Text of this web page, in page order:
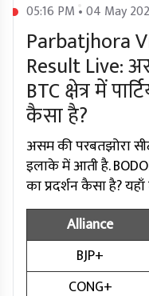
05:16 PM • 04 May
Parbatjhora
Result Live:
BTC क्षेत्र में
कैसा है?
असम की परबतझोरा
इलाके में आती है.
का प्रदर्शन कैसा है?
Alliance
BJP+
CONG+